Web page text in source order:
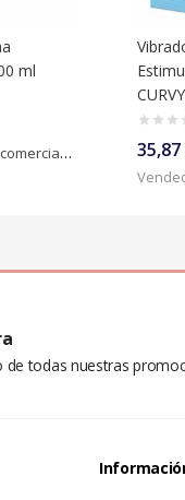
ml
35,87
todas nuestras